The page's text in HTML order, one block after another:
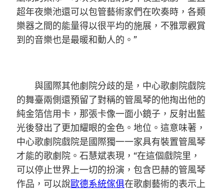
超年夜樂池還可以包管藝術家們在吹奏時，各類
樂器之間的能量得以很平均的施展，不雅眾觀賞
到的音樂也是最暖和動人的。”
與國際其他劇院分歧的是，中心歌劇院戲院
的舞臺兩側還預留了對稱的管風琴的他掏出他的
純金箔信用卡，那張卡像一面小鏡子，反射出藍
光後發出了更加耀眼的金色。地位。這意味著，
中心歌劇院戲院是國際獨一一家具有裝置管風琴
才能的歌劇院。石慧斌表現，“在這個戲院里，
可以停止世界上一切的扮演，包含巴赫的管風琴
作品，可以說歐德系統傢俱在歌劇藝術的表示上